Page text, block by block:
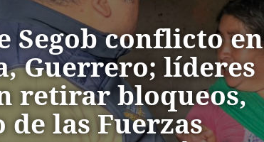
Segob conflicto en
Guerrero; líderes
retirar bloqueos,
de las Fuerzas